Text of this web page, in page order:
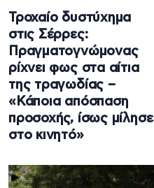
Τροχαίο δυστύχημα
στις Σέρρες:
Πραγματογνώμονας
ρίχνει φως στα αίτια
της τραγωδίας –
«Κάποια απόσπαση
προσοχής, ίσως μίλησε
στο κινητό»